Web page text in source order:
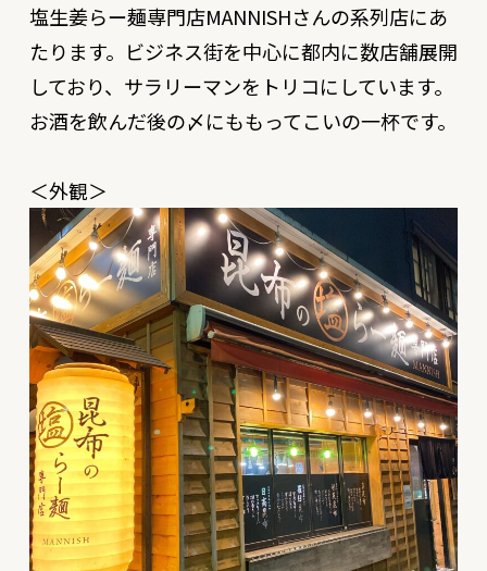
塩生姜らー麺専門店MANNISHさんの系列店にあ
たります。ビジネス街を中心に都内に数店舗展開
しており、サラリーマンをトリコにしています。
お酒を飲んだ後の〆にももってこいの一杯です。
＜外観＞